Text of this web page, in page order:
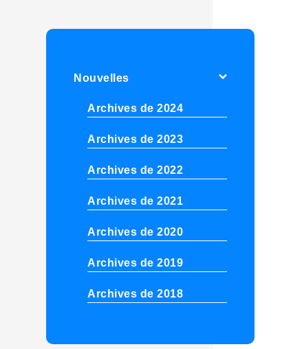
Nouvelles
Archives de 2024
Archives de 2023
Archives de 2022
Archives de 2021
Archives de 2020
Archives de 2019
Archives de 2018